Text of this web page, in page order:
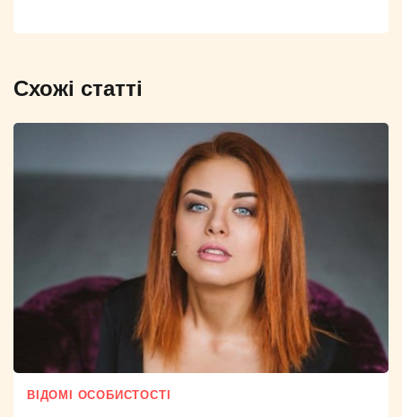
Схожі статті
ВІДОМІ ОСОБИСТОСТІ